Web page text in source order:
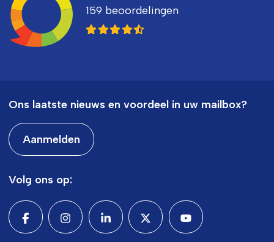
159 beoordelingen
Ons laatste nieuws en voordeel in uw mailbox?
Aanmelden
Volg ons op: